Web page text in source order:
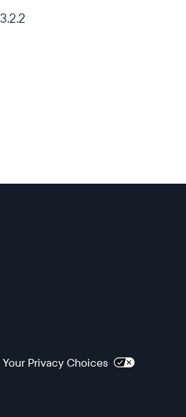
Your Privacy Choices